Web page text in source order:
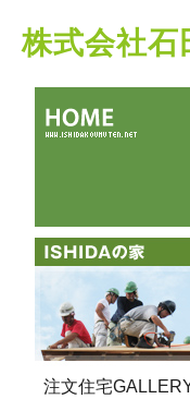
株式会社石
注文住宅